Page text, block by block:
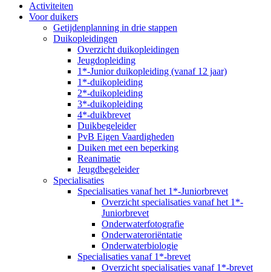
Activiteiten
Voor duikers
Getijdenplanning in drie stappen
Duikopleidingen
Overzicht duikopleidingen
Jeugdopleiding
1*-Junior duikopleiding (vanaf 12 jaar)
1*-duikopleiding
2*-duikopleiding
3*-duikopleiding
4*-duikbrevet
Duikbegeleider
PvB Eigen Vaardigheden
Duiken met een beperking
Reanimatie
Jeugdbegeleider
Specialisaties
Specialisaties vanaf het 1*-Juniorbrevet
Overzicht specialisaties vanaf het 1*-
Juniorbrevet
Onderwaterfotografie
Onderwateroriëntatie
Onderwaterbiologie
Specialisaties vanaf 1*-brevet
Overzicht specialisaties vanaf 1*-brevet